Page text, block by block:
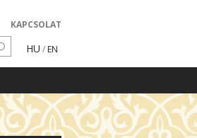
KAPCSOLAT
HU / EN